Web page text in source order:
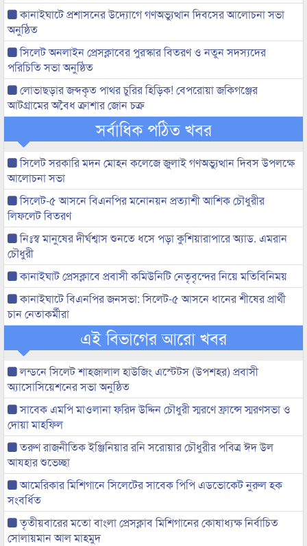
কানাইঘাটে প্রশাসনের উদ্যোগে গণঅভ্যুত্থান দিবসের আলোচনা সভা
অনুষ্ঠিত
সিলেট অনলাইন প্রেসক্লাবের পুরস্কার বিতরণ ও নতুন সদস্যদের
পরিচিতি সভা অনুষ্ঠিত
লোভাছড়ার জব্দকৃত পাথর চুরির হিড়িক! বেপরোয়া জকিগঞ্জের
আটগ্রামের অবৈধ ক্রাশার জোন চক্র
সর্বাধিক পঠিত খবর
সিলেট সরকারি মদন মোহন কলেজে জুলাই গণঅভ্যুত্থান দিবস উপলক্ষে
আলোচনা সভা
সিলেট-৫ আসনে বিএনপির মনোনয়ন প্রত্যাশী আশিক চৌধুরীর
লিফলেট বিতরণ
নিঃস্ব মানুষের দীর্ঘশ্বাস শুনতে ধসে পড়া কুশিয়ারাপারে অ্যাড. এমরান
চৌধুরী
কানাইঘাট প্রেসক্লাবে প্রবাসী কমিউনিটি নেতৃবৃন্দের নিয়ে মতিবিনিময়
কানাইঘাটে বিএনপির জনসভা: সিলেট-৫ আসনে ধানের শীষের প্রার্থী
চান নেতাকর্মীরা
এই বিভাগের আরো খবর
লন্ডনে সিলেট শাহজালাল হাউজিং এস্টেটস (উপশহর) প্রবাসী
অ্যাসোসিয়েশনের সভা অনুষ্ঠিত
সাবেক এমপি মাওলানা ফরিদ উদ্দিন চৌধুরী স্মরণে ফ্রান্সে স্মরণসভা ও
দোয়া মাহফিল
তরুণ রাজনীতিক ইঞ্জিনিয়ার রনি সরোয়ার চৌধুরীর পবিত্র ঈদ উল
আযহার শুভেচ্ছা
আমেরিকার মিশিগানে সিলেটের সাবেক পিপি এডভোকেট নুরুল হক
সংবর্ধিত
তৃতীয়বারের মতো বাংলা প্রেসক্লাব মিশিগানের কোষাধ্যক্ষ নির্বাচিত
সোলায়মান আল মাহমুদ